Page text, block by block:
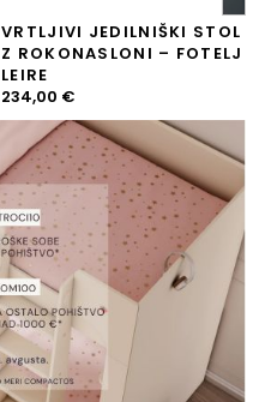
VRTLJIVI JEDILNIŠKI STOL
Z ROKONASLONI – FOTELJ
LEIRE
234,00 €